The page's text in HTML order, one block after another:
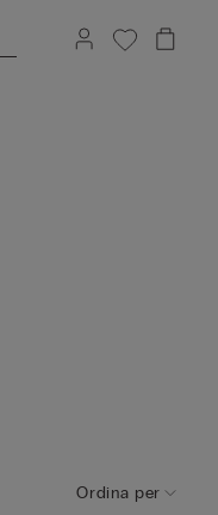
Ordina per